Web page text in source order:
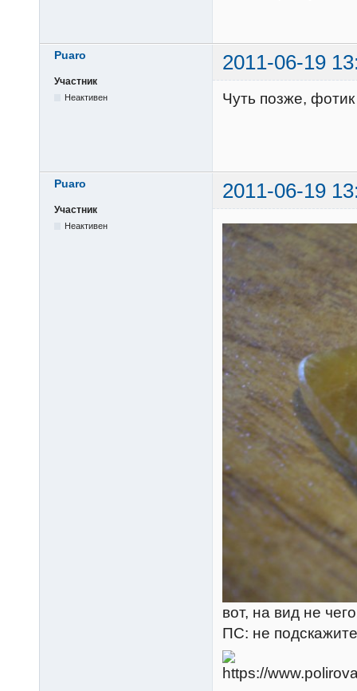
Puaro 2011-06-19
Участник
Неактивен Чуть позже,
Puaro 2011-06-19
Участник
Неактивен
вот, на вид не
ПС: не